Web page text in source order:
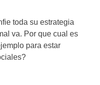
toda su estrategia
va. Por que cual es
para estar